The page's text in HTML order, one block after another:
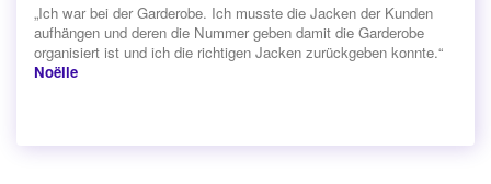
„Ich war bei der Garderobe. Ich musste die Jacken der Kunden
aufhängen und deren die Nummer geben damit die Garderobe
organisiert ist und ich die richtigen Jacken zurückgeben konnte.“
Noëlle